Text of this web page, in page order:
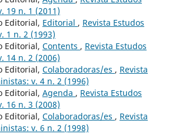
19 n. 1 (2011)
Editorial, Editorial , Revista Estudos
1 n. 2 (1993)
Editorial, Contents , Revista Estudos
14 n. 2 (2006)
Editorial, Colaboradoras/es , Revista
v. 4 n. 2 (1996)
Editorial, Agenda , Revista Estudos
16 n. 3 (2008)
Editorial, Colaboradoras/es , Revista
v. 6 n. 2 (1998)